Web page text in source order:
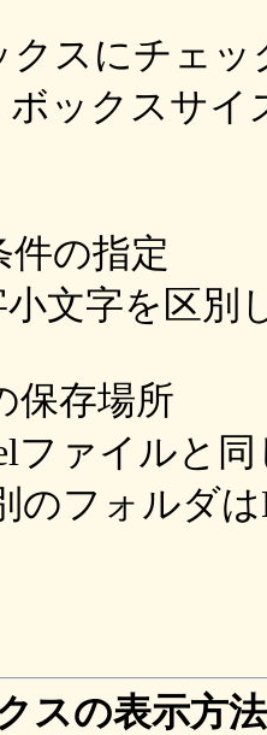
クスにチェ
ボックスサ
件の指定
文字を区別
保存場所
ファイルと
のフォルダ
スの表示方